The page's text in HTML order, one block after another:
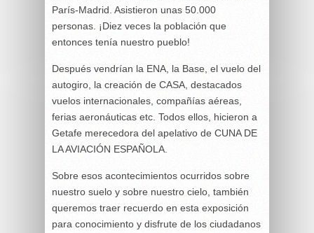
París-Madrid. Asistieron unas 50.000
personas. ¡Diez veces la población que
entonces tenía nuestro pueblo!
Después vendrían la ENA, la Base, el vuelo del
autogiro, la creación de CASA, destacados
vuelos internacionales, compañías aéreas,
ferias aeronáuticas etc. Todos ellos, hicieron a
Getafe merecedora del apelativo de CUNA DE
LA AVIACIÓN ESPAÑOLA.
Sobre esos acontecimientos ocurridos sobre
nuestro suelo y sobre nuestro cielo, también
queremos traer recuerdo en esta exposición
para conocimiento y disfrute de los ciudadanos